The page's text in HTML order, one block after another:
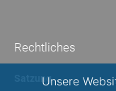
Rechtliches
SatzungUnsere